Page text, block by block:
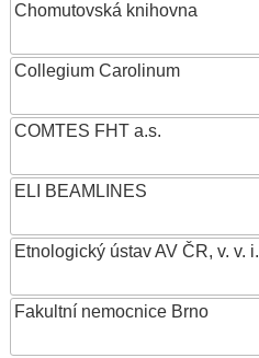
Chomutovská knihovna
Collegium Carolinum
COMTES FHT a.s.
ELI BEAMLINES
Etnologický ústav AV ČR, v. v. i.
Fakultní nemocnice Brno